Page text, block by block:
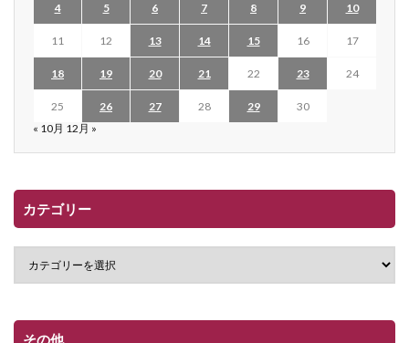
4 5 6 7 8 9 10
11 12 13 14 15 16 17
18 19 20 21 22 23 24
25 26 27 28 29
30
« 10月 12月 »
カテゴリー
その他